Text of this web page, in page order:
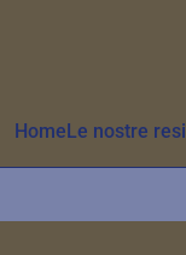
HomeLe nostre